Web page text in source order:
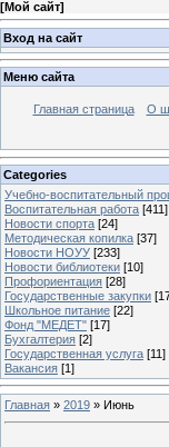
[Мой сайт]
Вход на сайт
Меню сайта
Главная страница О
Categories
Учебно-воспитательный
Воспитательная работа [411]
Новости спорта [24]
Методическая копилка [37]
Новости НОУУ [233]
Новости библиотеки [10]
Профориентация [28]
Государственные закупки
Школьное питание [22]
Фонд "МЕДЕТ" [17]
Бухгалтерия [2]
Государственная услуга [11]
Вакансия [1]
Главная » 2019 » Июнь